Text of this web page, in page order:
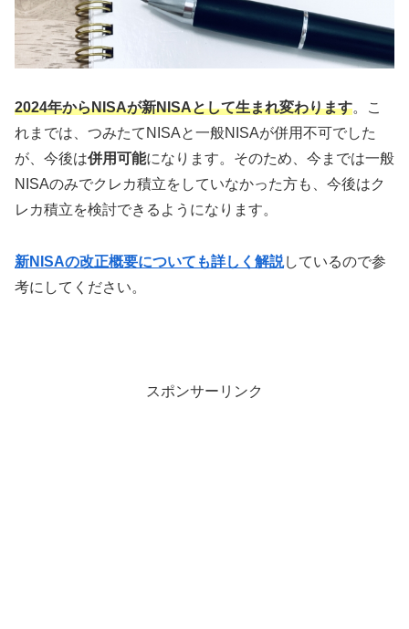
2024年からNISAが新NISAとして生まれ変わります。こ
れまでは、つみたてNISAと一般NISAが併用不可でした
が、今後は併用可能になります。そのため、今までは一般
NISAのみでクレカ積立をしていなかった方も、今後はク
レカ積立を検討できるようになります。
新NISAの改正概要についても詳しく解説しているので参
考にしてください。
スポンサーリンク